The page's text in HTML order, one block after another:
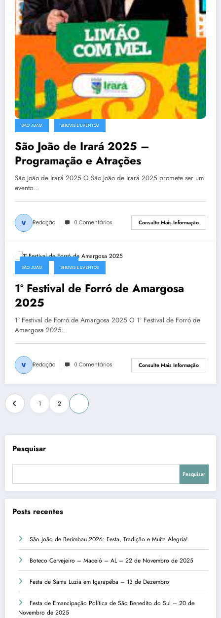
SÃO JOÃO SHOWS E EVENTOS
São João de Irará 2025 –
Programação e Atrações
São João de Irará 2025 O São João de Irará 2025 promete ser um
evento…
Redação 0 Comentários Consulte Mais Informação
1 de abril de 2025
SÃO JOÃO SHOWS E EVENTOS
1º Festival de Forró de Amargosa
2025
1º Festival de Forró de Amargosa 2025 O 1º Festival de Forró de
Amargosa 2025…
Redação 0 Comentários Consulte Mais Informação
Paginação
de
posts
1 2
Pesquisar
Pesquisar
Posts recentes
São João de Berimbau 2026: Festa, Tradição e Muita Alegria!
Boteco Cervejeiro – Maceió – AL – 22 de Novembro de 2025
Festa de Santa Luzia em Igarapéba – 13 de Dezembro
Festa de Emancipação Política de São Benedito do Sul – 20 de
Novembro de 2025